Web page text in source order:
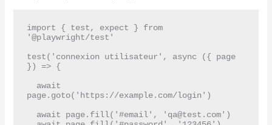
import { test, expect } from
'@playwright/test'
test('connexion utilisateur', async ({ page
}) => {
page.goto('https://example.com/login')